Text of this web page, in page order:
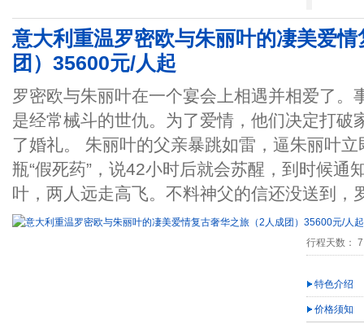
意大利重温罗密欧与朱丽叶的凄美爱
团）35600元/人起
罗密欧与朱丽叶在一个宴会上相遇并相爱了。
是经常械斗的世仇。为了爱情，他们决定打破
了婚礼。 朱丽叶的父亲暴跳如雷，逼朱丽叶
瓶“假死药”，说42小时后就会苏醒，到时候通
叶，两人远走高飞。不料神父的信还没送到，
行程天数：
特色介绍
价格须知